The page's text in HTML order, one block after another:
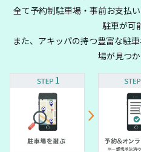
全て予約制駐車場・事前お支払
駐車が可
また、アキッパの持つ豊富な駐
場が見つか